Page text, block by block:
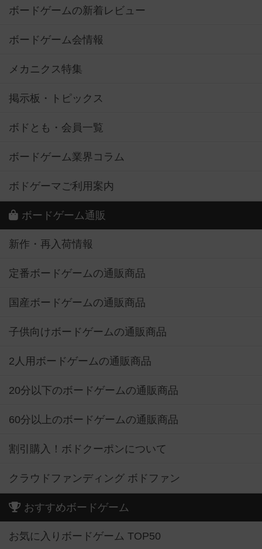
ボードゲームの新着レビュー
ボードゲーム会情報
メカニクス特集
掲示板・トピックス
ボドとも・会員一覧
ボードゲーム業界コラム
ボドゲーマご利用案内
ボードゲーム通販
新作・再入荷情報
定番ボードゲームの通販商品
国産ボードゲームの通販商品
子供向けボードゲームの通販商品
2人用ボードゲームの通販商品
20分以下のボードゲームの通販商品
60分以上のボードゲームの通販商品
割引購入！ボドクーポンについて
クラウドファンディング ボドファン
おすすめボードゲーム
お気に入りボードゲーム TOP50